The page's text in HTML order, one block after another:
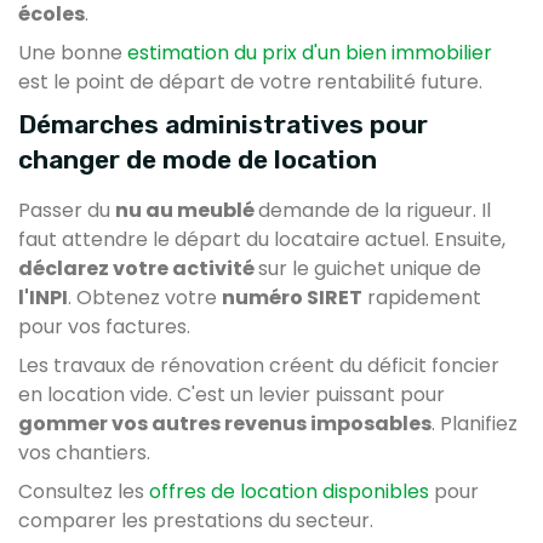
écoles.
Une bonne estimation du prix d'un bien immobilier
est le point de départ de votre rentabilité future.
Démarches administratives pour
changer de mode de location
Passer du nu au meublédemande de la rigueur. Il
faut attendre le départ du locataire actuel. Ensuite,
déclarez votre activitésur le guichet unique de
l'INPI. Obtenez votre numéro SIRET rapidement
pour vos factures.
Les travaux de rénovation créent du déficit foncier
en location vide. C'est un levier puissant pour
gommer vos autres revenus imposables. Planifiez
vos chantiers.
Consultez les offres de location disponibles pour
comparer les prestations du secteur.